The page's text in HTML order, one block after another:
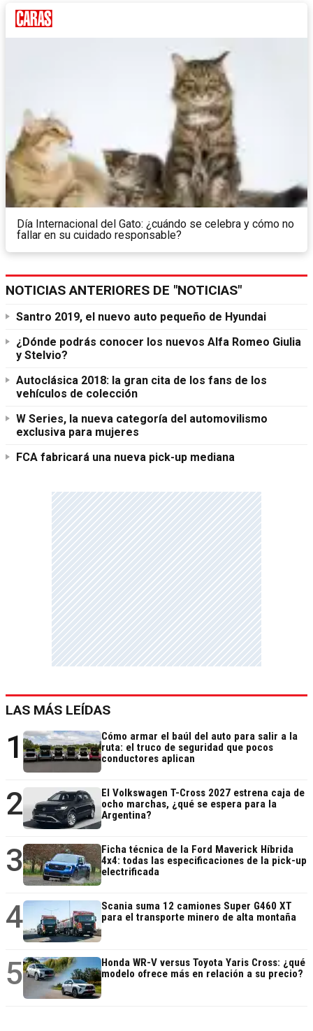
Día Internacional del Gato: ¿cuándo se celebra y cómo no
fallar en su cuidado responsable?
NOTICIAS ANTERIORES DE "NOTICIAS"
Santro 2019, el nuevo auto pequeño de Hyundai
¿Dónde podrás conocer los nuevos Alfa Romeo Giulia
y Stelvio?
Autoclásica 2018: la gran cita de los fans de los
vehículos de colección
W Series, la nueva categoría del automovilismo
exclusiva para mujeres
FCA fabricará una nueva pick-up mediana
LAS MÁS LEÍDAS
1
Cómo armar el baúl del auto para salir a la
ruta: el truco de seguridad que pocos
conductores aplican
2
El Volkswagen T-Cross 2027 estrena caja de
ocho marchas, ¿qué se espera para la
Argentina?
3
Ficha técnica de la Ford Maverick Híbrida
4x4: todas las especificaciones de la pick-up
electrificada
4
Scania suma 12 camiones Super G460 XT
para el transporte minero de alta montaña
5
Honda WR-V versus Toyota Yaris Cross: ¿qué
modelo ofrece más en relación a su precio?